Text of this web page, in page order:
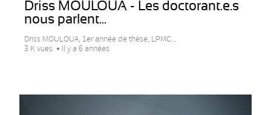
Driss MOULOUA - Les doctorant.e.s
nous parlent...
Driss MOULOUA, 1er année de thèse, LPMC...
3 K vues
Il y a 6 années